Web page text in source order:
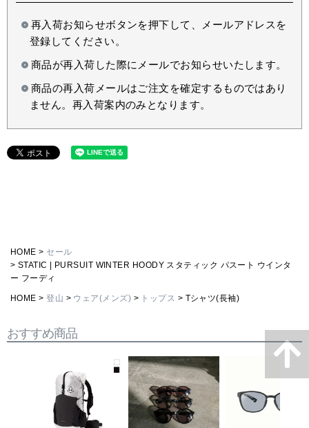
再入荷お知らせボタンを押下して、メールアドレスを
登録してください。
商品が再入荷した際にメールでお知らせいたします。
商品の再入荷メールはご注文を確定するものではあり
ません。再入荷案内のみとなります。
HOME
セール
STATIC | PURSUIT WINTER HOODY スタティック パスート ウインタ
ー フーディ
HOME 登山 ウェア(メンズ) トップス Tシャツ(長袖)
おすすめ商品